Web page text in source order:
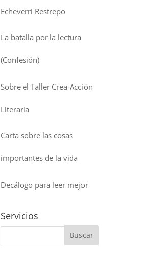
Echeverri Restrepo
La batalla por la lectura
(Confesión)
Sobre el Taller Crea-Acción
Literaria
Carta sobre las cosas
importantes de la vida
Decálogo para leer mejor
Servicios